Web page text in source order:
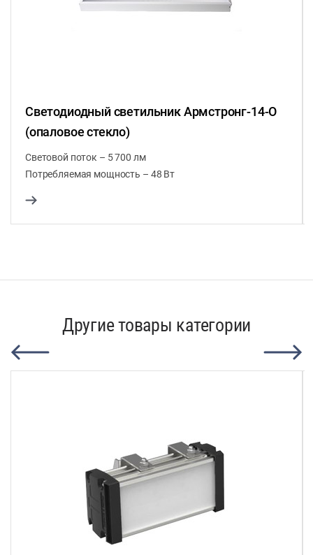
Светодиодный светильник Армстронг-14-О
(опаловое стекло)
Световой поток – 5 700 лм
Потребляемая мощность – 48 Вт
Другие товары категории